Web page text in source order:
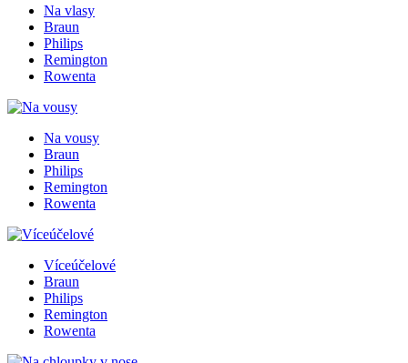
Na vlasy
Braun
Philips
Remington
Rowenta
Na vousy
Braun
Philips
Remington
Rowenta
Víceúčelové
Braun
Philips
Remington
Rowenta